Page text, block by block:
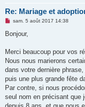
Re: Mariage et
M
s
g
n
o
l
u
sam. 5 août 2017 14:38
Bonjour,
Merci beaucoup pour vos
Nous nous marierons
dans votre dernière
puis une plus grande fête
Par contre, si nous
seul nom en précisant que